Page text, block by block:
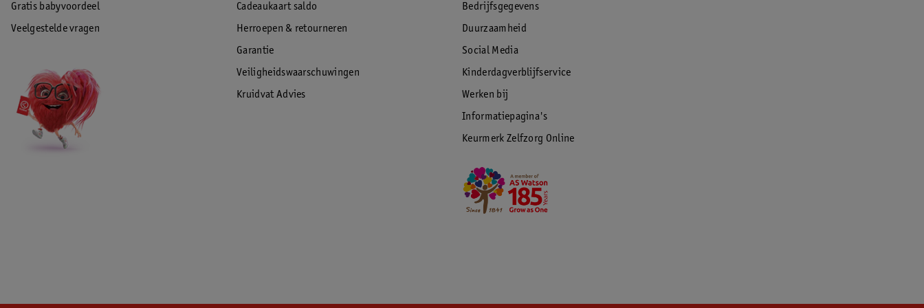
Gratis babyvoordeel
Veelgestelde vragen
Cadeaukaart saldo
Herroepen & retourneren
Garantie
Veiligheidswaarschuwingen
Kruidvat Advies
Bedrijfsgegevens
Duurzaamheid
Social Media
Kinderdagverblijfservice
Werken bij
Informatiepagina's
Keurmerk Zelfzorg Online